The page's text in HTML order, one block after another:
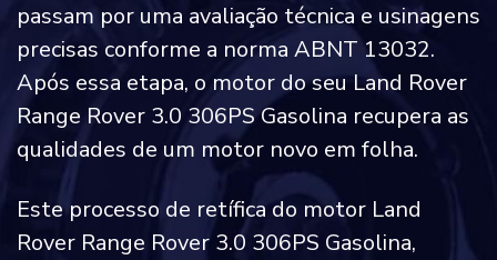
passam por uma avaliação técnica e usinagens
precisas conforme a norma ABNT 13032.
Após essa etapa, o motor do seu Land Rover
Range Rover 3.0 306PS Gasolina recupera as
qualidades de um motor novo em folha.
Este processo de retífica do motor Land
Rover Range Rover 3.0 306PS Gasolina,